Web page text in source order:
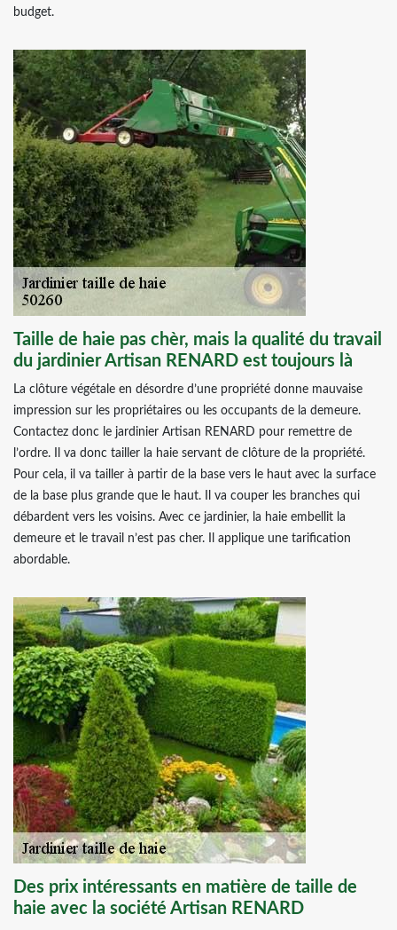
budget.
Taille de haie pas chèr, mais la qualité du travail
du jardinier Artisan RENARD est toujours là
La clôture végétale en désordre d’une propriété donne mauvaise
impression sur les propriétaires ou les occupants de la demeure.
Contactez donc le jardinier Artisan RENARD pour remettre de
l’ordre. Il va donc tailler la haie servant de clôture de la propriété.
Pour cela, il va tailler à partir de la base vers le haut avec la surface
de la base plus grande que le haut. Il va couper les branches qui
débardent vers les voisins. Avec ce jardinier, la haie embellit la
demeure et le travail n’est pas cher. Il applique une tarification
abordable.
Des prix intéressants en matière de taille de
haie avec la société Artisan RENARD